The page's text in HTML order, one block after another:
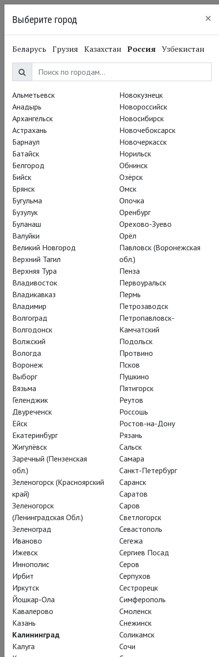
Сергей Прокофьев
Нуреев: Ромео и
Джульетта
Nureyev: Romeo and Juliet
Великая история любви в постановке
Рудольфа Нуреева
Спектакль Рудольфа Нуреева по пьесе Шекспира - одна из
самых красивых балетных постановок «Ромео и
Джульетты», где по-настоящему ощущается тема
Ренессанса, и, в то же время, одна из самых
кинематографичных.
Выберите город ×
Беларусь Грузия Казахстан Россия Узбекистан
Альметьевск
Анадырь
Архангельск
Астрахань
Барнаул
Батайск
Белгород
Бийск
Брянск
Бугульма
Бузулук
Буланаш
Валуйки
Великий Новгород
Верхний Тагил
Верхняя Тура
Владивосток
Владикавказ
Владимир
Волгоград
Волгодонск
Волжский
Вологда
Воронеж
Выборг
Вязьма
Геленджик
Двуреченск
Ейск
Екатеринбург
Жигулёвск
Заречный (Пензенская
обл.)
Зеленогорск (Красноярский
край)
Зеленогорск
(Ленинградская Обл.)
Зеленоград
Иваново
Ижевск
Иннополис
Ирбит
Иркутск
Йошкар-Ола
Кавалерово
Казань
Калининград
Калуга
Новокузнецк
Новороссийск
Новосибирск
Новочебоксарск
Новочеркасск
Норильск
Обнинск
Озёрск
Омск
Опочка
Оренбург
Орехово-Зуево
Орёл
Павловск (Воронежская
обл.)
Пенза
Первоуральск
Пермь
Петрозаводск
Петропавловск-
Камчатский
Подольск
Протвино
Псков
Пушкино
Пятигорск
Реутов
Россошь
Ростов-на-Дону
Рязань
Сальск
Самара
Санкт-Петербург
Саранск
Саратов
Саров
Светлогорск
Севастополь
Сегежа
Сергиев Посад
Серов
Серпухов
Сестрорецк
Симферополь
Смоленск
Снежинск
Соликамск
Сочи